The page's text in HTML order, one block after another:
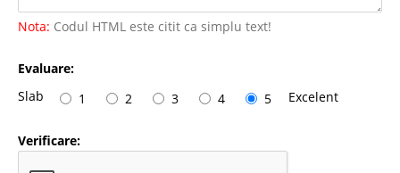
Nota: Codul HTML este citit ca simplu text!
Evaluare:
Slab
1 2 3 4 5 Excelent
Verificare: